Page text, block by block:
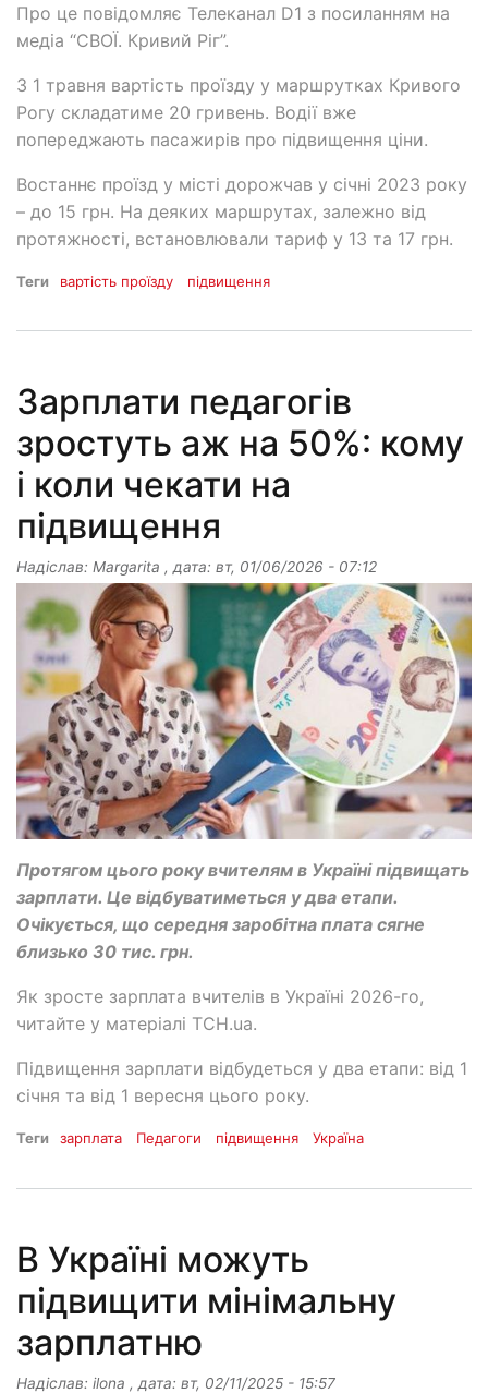
Про це повідомляє Телеканал D1 з посиланням на
медіа “СВОЇ. Кривий Ріг”.
З 1 травня вартість проїзду у маршрутках Кривого
Рогу складатиме 20 гривень. Водії вже
попереджають пасажирів про підвищення ціни.
Востаннє проїзд у місті дорожчав у січні 2023 року
– до 15 грн. На деяких маршрутах, залежно від
протяжності, встановлювали тариф у 13 та 17 грн.
Теги вартість проїзду підвищення
Зарплати педагогів
зростуть аж на 50%: кому
і коли чекати на
підвищення
Надіслав: Margarita , дата: вт, 01/06/2026 - 07:12
Протягом цього року вчителям в Україні підвищать
зарплати. Це відбуватиметься у два етапи.
Очікується, що середня заробітна плата сягне
близько 30 тис. грн.
Як зросте зарплата вчителів в Україні 2026-го,
читайте у матеріалі ТСН.ua.
Підвищення зарплати відбудеться у два етапи: від 1
січня та від 1 вересня цього року.
Теги зарплата Педагоги підвищення Україна
В Україні можуть
підвищити мінімальну
зарплатню
Надіслав: ilona , дата: вт, 02/11/2025 - 15:57